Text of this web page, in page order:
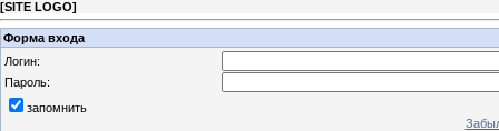
[SITE LOGO]
Форма входа
Логин:
Пароль:
запомнить